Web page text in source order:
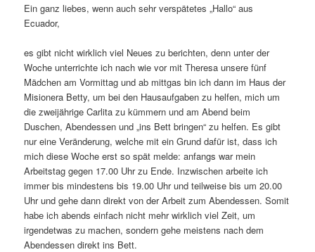
Ein ganz liebes, wenn auch sehr verspätetes „Hallo“ aus
Ecuador,
es gibt nicht wirklich viel Neues zu berichten, denn unter der
Woche unterrichte ich nach wie vor mit Theresa unsere fünf
Mädchen am Vormittag und ab mittgas bin ich dann im Haus der
Misionera Betty, um bei den Hausaufgaben zu helfen, mich um
die zweijährige Carlita zu kümmern und am Abend beim
Duschen, Abendessen und „ins Bett bringen“ zu helfen. Es gibt
nur eine Veränderung, welche mit ein Grund dafür ist, dass ich
mich diese Woche erst so spät melde: anfangs war mein
Arbeitstag gegen 17.00 Uhr zu Ende. Inzwischen arbeite ich
immer bis mindestens bis 19.00 Uhr und teilweise bis um 20.00
Uhr und gehe dann direkt von der Arbeit zum Abendessen. Somit
habe ich abends einfach nicht mehr wirklich viel Zeit, um
irgendetwas zu machen, sondern gehe meistens nach dem
Abendessen direkt ins Bett.